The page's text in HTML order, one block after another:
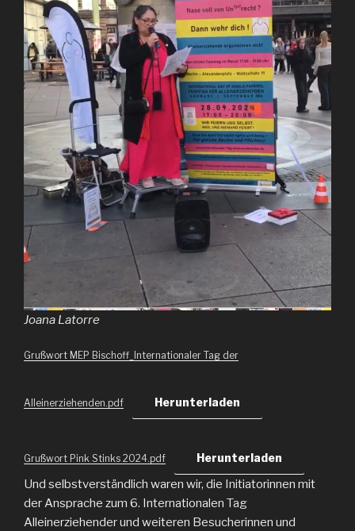
Joana Latorre
Grußwort MEP Bischoff_Internationaler Tag der
Alleinerziehenden.pdf Herunterladen
Grußwort Pink Stinks 2024.pdf Herunterladen
Und selbstverständlich waren wir, die Initiatorinnen mit
der Ansprache zum 6. Internationalen Tag
Alleinerziehender und weiteren Besucherinnen und